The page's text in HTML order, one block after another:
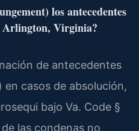
los antecedentes
Arlington, Virginia?
de antecedentes
casos de absolución,
bajo Va. Code §
las condenas no